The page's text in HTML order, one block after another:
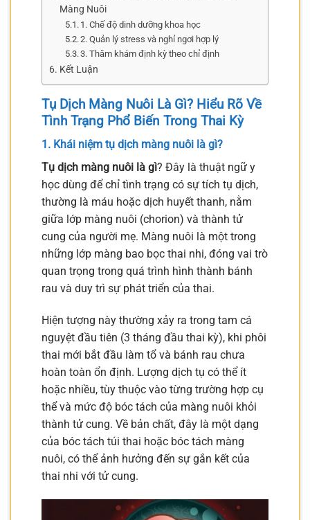
Màng Nuôi
1. Chế độ dinh dưỡng khoa học
2. Quản lý stress và nghỉ ngơi hợp lý
3. Thăm khám định kỳ theo chỉ định
Kết Luận
Tụ Dịch Màng Nuôi Là Gì? Hiểu Rõ Về
Tình Trạng Phổ Biến Trong Thai Kỳ
1. Khái niệm tụ dịch màng nuôi là gì?
Tụ dịch màng nuôi là gì? Đây là thuật ngữ y
học dùng để chỉ tình trạng có sự tích tụ dịch,
thường là máu hoặc dịch huyết thanh, nằm
giữa lớp màng nuôi (chorion) và thành tử
cung của người mẹ. Màng nuôi là một trong
những lớp màng bao bọc thai nhi, đóng vai trò
quan trọng trong quá trình hình thành bánh
rau và duy trì sự phát triển của thai.
Hiện tượng này thường xảy ra trong tam cá
nguyệt đầu tiên (3 tháng đầu thai kỳ), khi phôi
thai mới bắt đầu làm tổ và bánh rau chưa
hoàn toàn ổn định. Lượng dịch tụ có thể ít
hoặc nhiều, tùy thuộc vào từng trường hợp cụ
thể và mức độ bóc tách của màng nuôi khỏi
thành tử cung. Về bản chất, đây là một dạng
của bóc tách túi thai hoặc bóc tách màng
nuôi, có thể ảnh hưởng đến sự gắn kết của
thai nhi với tử cung.